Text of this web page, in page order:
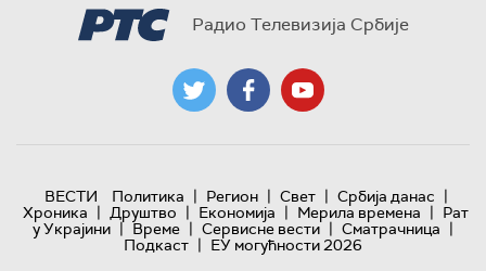
Радио Телевизија Србије
ВЕСТИ Политика | Регион | Свет | Србија данас |
Хроника | Друштво | Економија | Мерила времена | Рат
у Украјини | Време | Сервисне вести | Сматрачница |
Подкаст | ЕУ могућности 2026